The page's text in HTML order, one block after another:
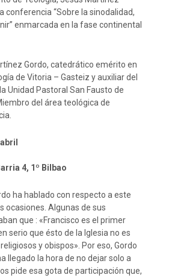
conferencia “Sobre la sinodalidad,
enmarcada en la fase continental
Gordo, catedrático emérito en
de Vitoria – Gasteiz y auxiliar del
Unidad Pastoral San Fausto de
del área teológica de
4, 1º Bilbao
ha hablado con respecto a este
ocasiones. Algunas de sus
que : «Francisco es el primer
serio que ésto de la Iglesia no es
y obispos». Por eso, Gordo
llegado la hora de no dejar solo a
pide esa gota de participación que,